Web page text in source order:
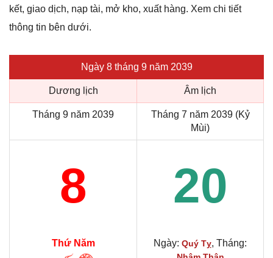
kết, giao dịch, nạp tài, mở kho, xuất hàng. Xem chi tiết
thông tin bên dưới.
Ngày 8 tháng 9 năm 2039
Dương lịch Âm lịch
Tháng 9 năm 2039
Tháng 7 năm 2039 (Kỷ
Mùi)
8 20
Thứ Năm Ngày: Quý Tỵ, Tháng: